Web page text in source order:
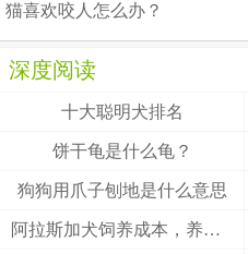
猫喜欢咬人怎么办？
深度阅读
十大聪明犬排名
饼干龟是什么龟？
狗狗用爪子刨地是什么意思
阿拉斯加犬饲养成本，养阿拉斯加犬一个月要多少钱？